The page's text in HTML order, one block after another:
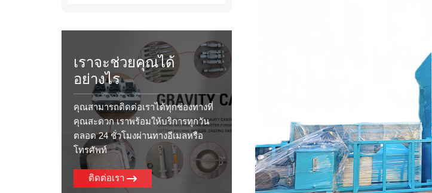
เราจะช่วยคุณได้
อย่างไร
คุณสามารถติดต่อเราได้ทุกช่องทางที่
คุณสะดวก เราพร้อมให้บริการทุกวัน
ตลอด 24 ชั่วโมงผ่านทางอีเมลหรือ
โทรศัพท์
ติดต่อเรา